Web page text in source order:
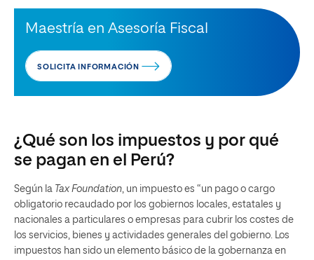
Maestría en Asesoría Fiscal
SOLICITA INFORMACIÓN
¿Qué son los impuestos y por qué
se pagan en el Perú?
Según la Tax Foundation , un impuesto es “un pago o cargo
obligatorio recaudado por los gobiernos locales, estatales y
nacionales a particulares o empresas para cubrir los costes de
los servicios, bienes y actividades generales del gobierno. Los
impuestos han sido un elemento básico de la gobernanza en